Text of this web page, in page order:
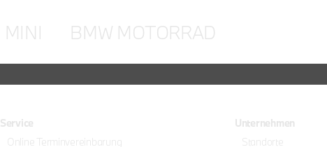
MINI BMW MOTORRAD
Service
Online Terminvereinbarung
Unternehmen
Standorte